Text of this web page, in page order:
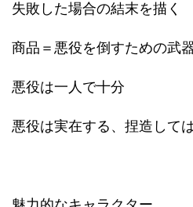
失敗した場合の結末を描く
商品＝悪役を倒すための武
悪役は一人で十分
悪役は実在する、捏造して